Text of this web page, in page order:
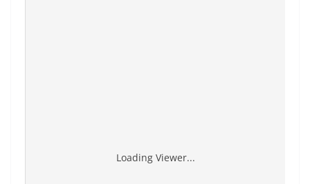
Loading Viewer...